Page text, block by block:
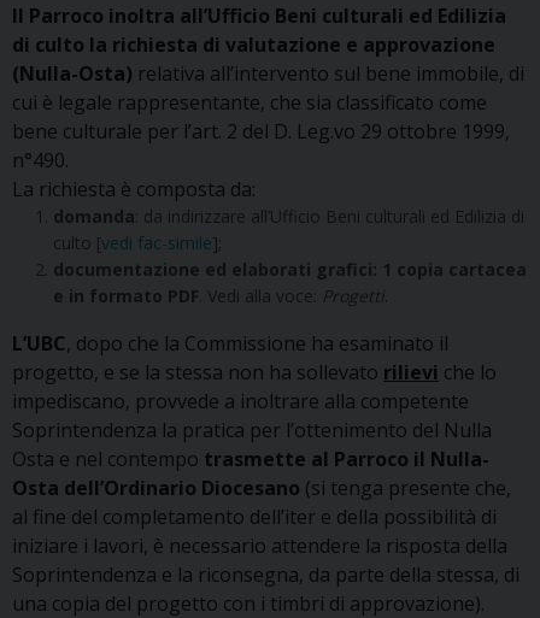
Il Parroco inoltra all’Ufficio Beni culturali ed Edilizia
di culto la richiesta di valutazione e approvazione
(Nulla-Osta) relativa all’intervento sul bene immobile, di
cui è legale rappresentante, che sia classificato come
bene culturale per l’art. 2 del D. Leg.vo 29 ottobre 1999,
n°490.
La richiesta è composta da:
domanda : da indirizzare all’Ufficio Beni culturali ed Edilizia di
culto [vedi fac-simile];
documentazione ed elaborati grafici: 1 copia cartacea
e in formato PDF . Vedi alla voce: Progetti
L’UBC, dopo che la Commissione ha esaminato il
progetto, e se la stessa non ha sollevato rilievi che lo
impediscano, provvede a inoltrare alla competente
Soprintendenza la pratica per l’ottenimento del Nulla
Osta e nel contempo trasmette al Parroco il Nulla-
Osta dell’Ordinario Diocesano (si tenga presente che,
al fine del completamento dell’iter e della possibilità di
iniziare i lavori, è necessario attendere la risposta della
Soprintendenza e la riconsegna, da parte della stessa, di
una copia del progetto con i timbri di approvazione).